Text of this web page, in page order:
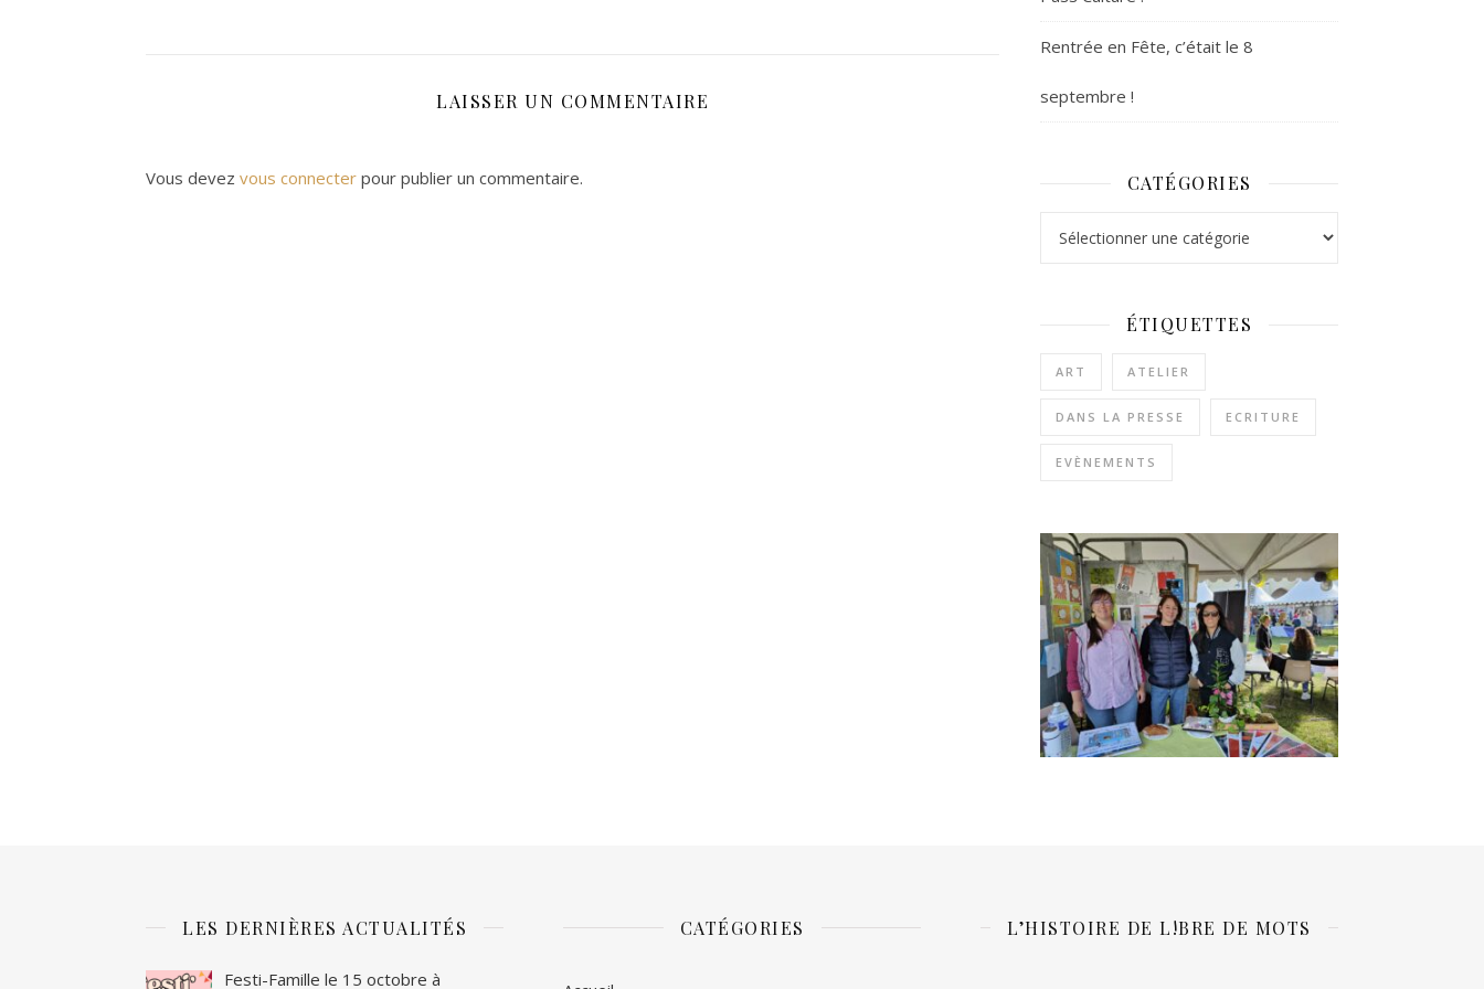
LAISSER UN COMMENTAIRE
Vous devez vous connecter pour publier un commentaire.
Rentrée en Fête, c’était le 8
septembre !
CATÉGORIES
ÉTIQUETTES
ART ATELIER
DANS LA PRESSE ECRITURE
EVÈNEMENTS
LES DERNIÈRES ACTUALITÉS
Festi-Famille le 15 octobre à
CATÉGORIES L’HISTOIRE DE L!BRE DE MOTS